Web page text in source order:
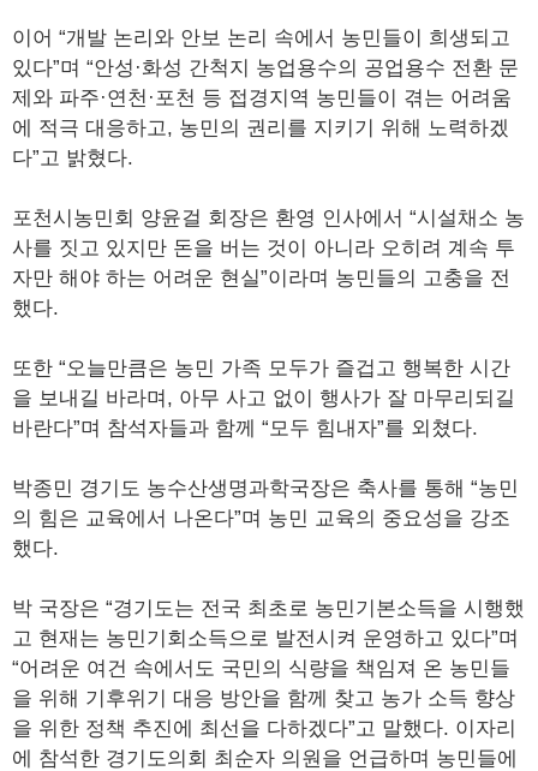
이어 “개발 논리와 안보 논리 속에서 농민들이 희생되고
있다”며 “안성·화성 간척지 농업용수의 공업용수 전환 문
제와 파주·연천·포천 등 접경지역 농민들이 겪는 어려움
에 적극 대응하고, 농민의 권리를 지키기 위해 노력하겠
다”고 밝혔다.
포천시농민회 양윤걸 회장은 환영 인사에서 “시설채소 농
사를 짓고 있지만 돈을 버는 것이 아니라 오히려 계속 투
자만 해야 하는 어려운 현실”이라며 농민들의 고충을 전
했다.
또한 “오늘만큼은 농민 가족 모두가 즐겁고 행복한 시간
을 보내길 바라며, 아무 사고 없이 행사가 잘 마무리되길
바란다”며 참석자들과 함께 “모두 힘내자”를 외쳤다.
박종민 경기도 농수산생명과학국장은 축사를 통해 “농민
의 힘은 교육에서 나온다”며 농민 교육의 중요성을 강조
했다.
박 국장은 “경기도는 전국 최초로 농민기본소득을 시행했
고 현재는 농민기회소득으로 발전시켜 운영하고 있다”며
“어려운 여건 속에서도 국민의 식량을 책임져 온 농민들
을 위해 기후위기 대응 방안을 함께 찾고 농가 소득 향상
을 위한 정책 추진에 최선을 다하겠다”고 말했다. 이자리
에 참석한 경기도의회 최순자 의원을 언급하며 농민들에